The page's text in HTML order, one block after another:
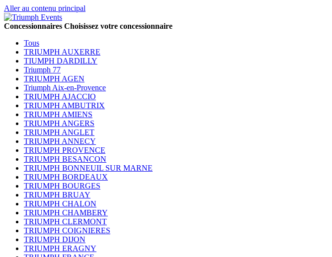
Aller au contenu principal
Concessionnaires Choisissez votre concessionnaire
Tous
TRIUMPH AUXERRE
TIUMPH DARDILLY
Triumph 77
TRIUMPH AGEN
Triumph Aix-en-Provence
TRIUMPH AJACCIO
TRIUMPH AMBUTRIX
TRIUMPH AMIENS
TRIUMPH ANGERS
TRIUMPH ANGLET
TRIUMPH ANNECY
TRIUMPH PROVENCE
TRIUMPH BESANCON
TRIUMPH BONNEUIL SUR MARNE
TRIUMPH BORDEAUX
TRIUMPH BOURGES
TRIUMPH BRUAY
TRIUMPH CHALON
TRIUMPH CHAMBERY
TRIUMPH CLERMONT
TRIUMPH COIGNIERES
TRIUMPH DIJON
TRIUMPH ERAGNY